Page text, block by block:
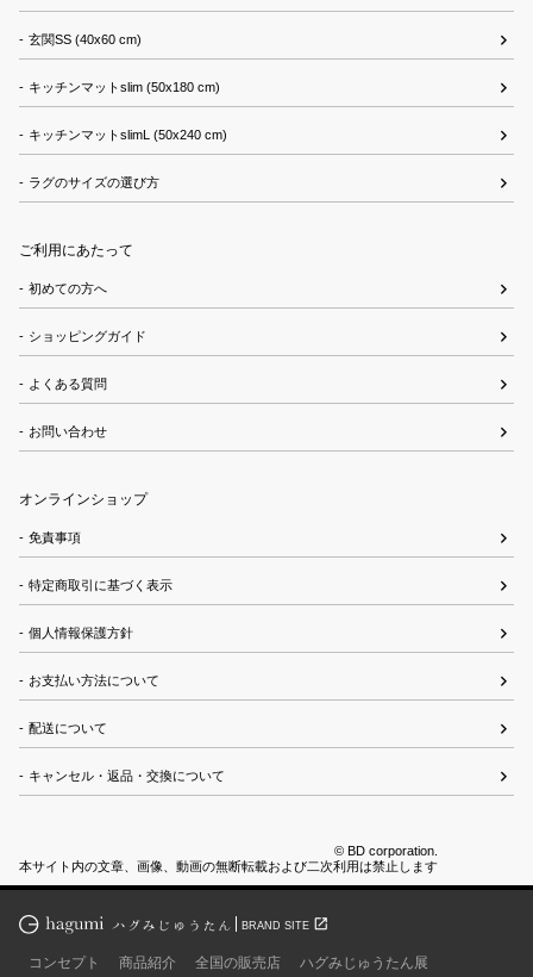
玄関SS (40x60 cm)
キッチンマットslim (50x180 cm)
キッチンマットslimL (50x240 cm)
ラグのサイズの選び方
ご利用にあたって
初めての方へ
ショッピングガイド
よくある質問
お問い合わせ
オンラインショップ
免責事項
特定商取引に基づく表示
個人情報保護方針
お支払い方法について
配送について
キャンセル・返品・交換について
© BD corporation.
本サイト内の文章、画像、動画の無断転載および二次利用は禁止します
BRAND SITE open_in_new
コンセプト 商品紹介 全国の販売店 ハグみじゅうたん展